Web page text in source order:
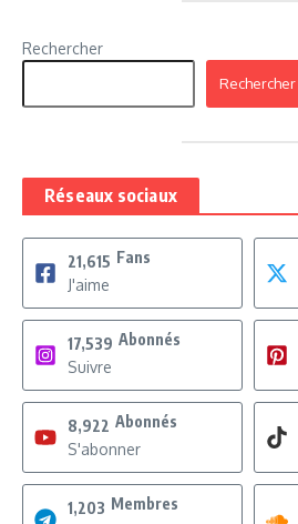
Rechercher
Rechercher
Réseaux sociaux
21,615 Fans
J'aime
17,539 Abonnés
Suivre
8,922 Abonnés
S'abonner
1,203 Membres